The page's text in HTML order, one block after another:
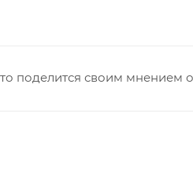
поделится своим мнением